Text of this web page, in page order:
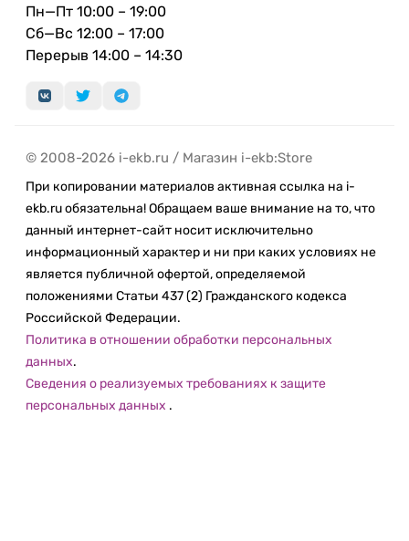
Пн—Пт 10:00 – 19:00
Сб—Вс 12:00 – 17:00
Перерыв 14:00 – 14:30
© 2008-2026 i-ekb.ru / Магазин i-ekb:Store
При копировании материалов активная ссылка на i-
ekb.ru обязательна! Обращаем ваше внимание на то, что
данный интернет-сайт носит исключительно
информационный характер и ни при каких условиях не
является публичной офертой, определяемой
положениями Статьи 437 (2) Гражданского кодекса
Российской Федерации.
Политика в отношении обработки персональных
данных.
Сведения о реализуемых требованиях к защите
персональных данных .